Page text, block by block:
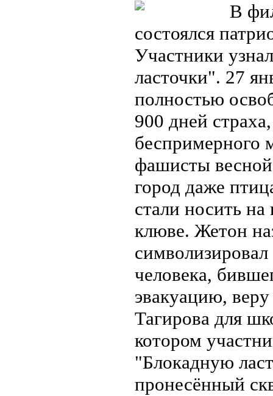
В
состоялся
Участники
ласточки". 27
полностью
900 дней
беспримерного
фашисты
город даже
стали носить
клюве. Жетон
человека,
эвакуацию,
Тагирова для
котором
"Блокадную
пронесённый